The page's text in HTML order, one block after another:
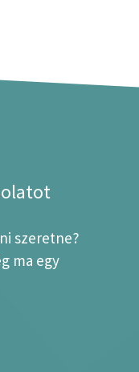
szeretne?
ma egy